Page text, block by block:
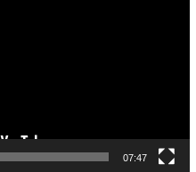
07:47